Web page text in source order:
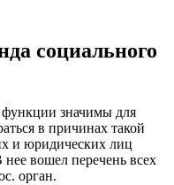
социального
функции значимы для
в причинах такой
и юридических лиц
вошел перечень всех
орган.